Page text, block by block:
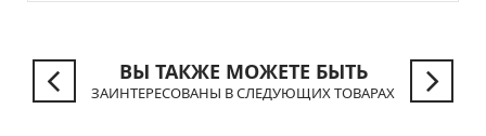
ВЫ ТАКЖЕ МОЖЕТЕ БЫТЬ
ЗАИНТЕРЕСОВАНЫ В СЛЕДУЮЩИХ ТОВАРАХ